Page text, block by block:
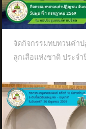
จัดกิจกรรมทบทวนค
ลูกเสือแห่งชาติ​ ประจ